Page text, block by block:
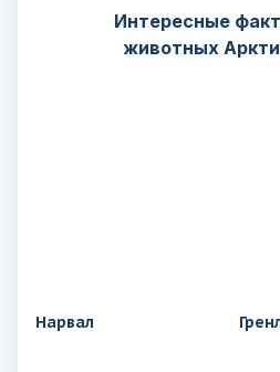
Интересные
животных
Нарвал